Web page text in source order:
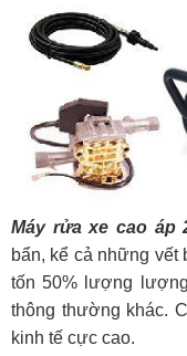
Máy rửa xe cao áp
bẩn, kể cả những vết
tốn 50% lượng
thông thường khác.
kinh tế cực cao.